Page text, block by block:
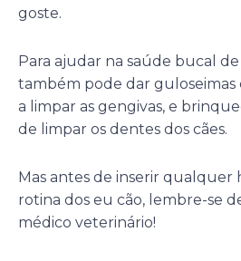
goste.
Para ajudar na saúde bucal
também pode dar guloseimas
a limpar as gengivas, e
de limpar os dentes dos cães.
Mas antes de inserir qualquer
rotina dos eu cão, lembre-se
médico veterinário!